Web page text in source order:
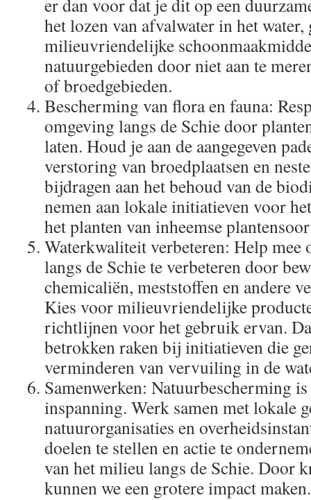
er dan voor dat je dit op een
het lozen van afvalwater in het
milieuvriendelijke
natuurgebieden door niet aan te
of broedgebieden.
Bescherming van flora en fauna:
omgeving langs de Schie door
laten. Houd je aan de aangegeven
verstoring van broedplaatsen en
bijdragen aan het behoud van de
nemen aan lokale initiatieven voor
het planten van inheemse
Waterkwaliteit verbeteren: Help mee
langs de Schie te verbeteren door
chemicaliën, meststoffen en andere
Kies voor milieuvriendelijke
richtlijnen voor het gebruik ervan.
betrokken raken bij initiatieven die
verminderen van vervuiling in de
Samenwerken: Natuurbescherming
inspanning. Werk samen met lokale
natuurorganisaties en
doelen te stellen en actie te
van het milieu langs de Schie. Door
kunnen we een grotere impact maken.